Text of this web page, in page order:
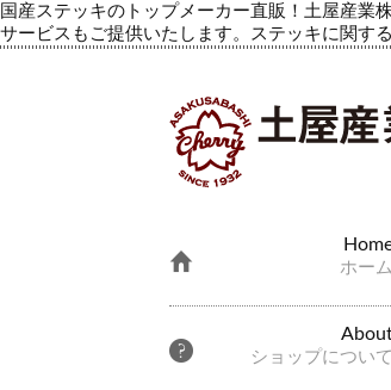
国産ステッキのトップメーカー直販！土屋産業
サービスもご提供いたします。ステッキに関す
ホーム
ショップについて